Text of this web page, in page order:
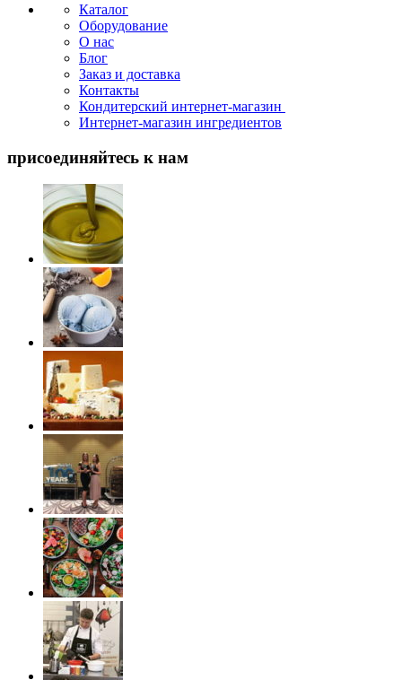
Каталог
Оборудование
О нас
Блог
Заказ и доставка
Контакты
Кондитерский интернет-магазин
Интернет-магазин ингредиентов
присоединяйтесь к нам